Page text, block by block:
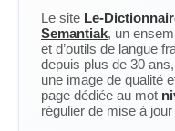
Le site Le-
Semantiak, un
et d’outils de langue
depuis plus de 30
une image de qualité
page dédiée au mot
régulier de mise à